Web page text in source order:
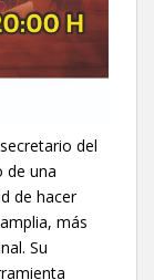
del
de una
de hacer
más
Su